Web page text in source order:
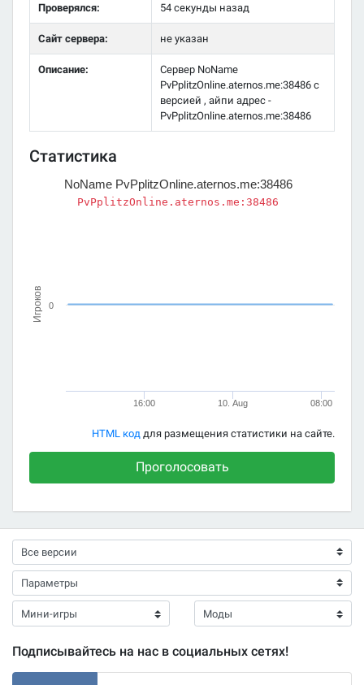
Проверялся: 54 секунды назад
Сайт сервера: не указан
Описание:
Сервер NoName
PvPplitzOnline.aternos.me:38486 с
версией , айпи адрес -
PvPplitzOnline.aternos.me:38486
Статистика
Игроков
NoName PvPplitzOnline.aternos.me:38486
PvPplitzOnline.aternos.me:38486
10. Aug
16:00 08:00
0
HTML код для размещения статистики на сайте.
Проголосовать
Подписывайтесь на нас в социальных сетях!